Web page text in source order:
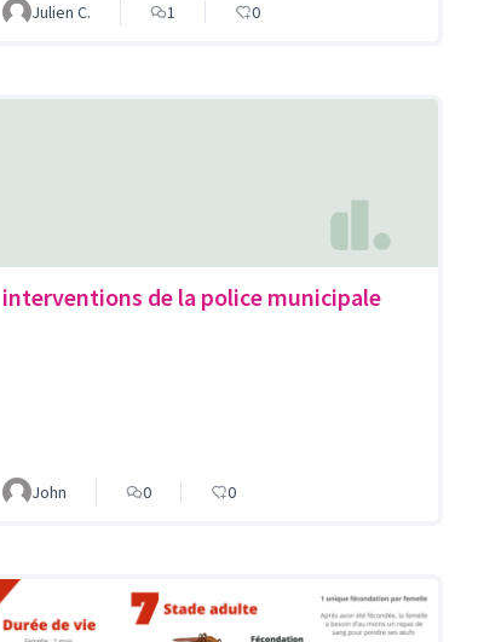
Julien C. 1 0
interventions de la police municipale
John 0 0